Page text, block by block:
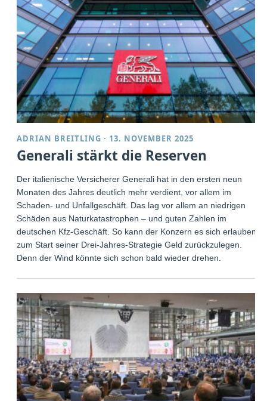
ADRIAN BREITLING · 13. NOVEMBER 2025
Generali stärkt die Reserven
Der italienische Versicherer Generali hat in den ersten neun
Monaten des Jahres deutlich mehr verdient, vor allem im
Schaden- und Unfallgeschäft. Das lag vor allem an niedrigen
Schäden aus Naturkatastrophen – und guten Zahlen im
deutschen Kfz-Geschäft. So kann der Konzern es sich erlauben,
zum Start seiner Drei-Jahres-Strategie Geld zurückzulegen.
Denn der Wind könnte sich schon bald wieder drehen.